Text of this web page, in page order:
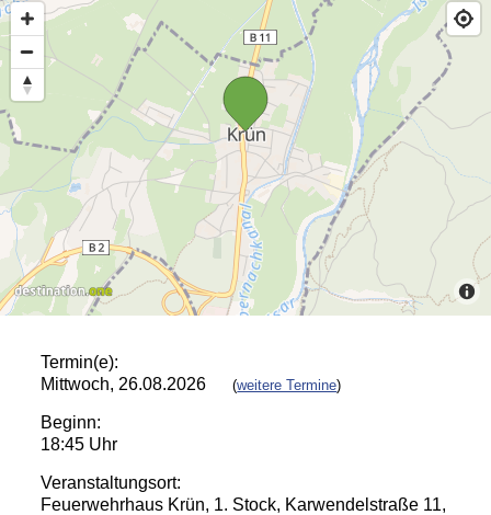
Termin(e):
Mittwoch, 26.08.2026
(weitere Termine)
Beginn:
18:45 Uhr
Veranstaltungsort:
Feuerwehrhaus Krün, 1. Stock, Karwendelstraße 11,